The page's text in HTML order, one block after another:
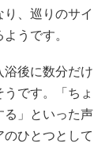
、巡りのサイ
うです。
浴後に数分だけ
です。「ちょ
る」といった声
のひとつとして